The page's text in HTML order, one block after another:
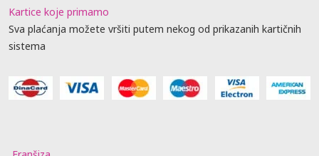
Kartice koje primamo
Sva plaćanja možete vršiti putem nekog od prikazanih kartičnih
sistema